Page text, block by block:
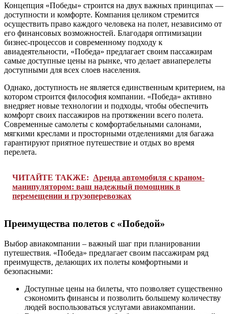
Концепция «Победы» строится на двух важных принципах —
доступности и комфорте. Компания целиком стремится
осуществить право каждого человека на полет, независимо от
его финансовых возможностей. Благодаря оптимизации
бизнес-процессов и современному подходу к
авиадеятельности, «Победа» предлагает своим пассажирам
самые доступные цены на рынке, что делает авиаперелеты
доступными для всех слоев населения.
Однако, доступность не является единственным критерием, на
котором строится философия компании. «Победа» активно
внедряет новые технологии и подходы, чтобы обеспечить
комфорт своих пассажиров на протяжении всего полета.
Современные самолеты с комфортабельными салонами,
мягкими креслами и просторными отделениями для багажа
гарантируют приятное путешествие и отдых во время
перелета.
ЧИТАЙТЕ ТАКЖЕ: Аренда автомобиля с краном-
манипулятором: ваш надежный помощник в
перемещении и грузоперевозках
Преимущества полетов с «Победой»
Выбор авиакомпании – важный шаг при планировании
путешествия. «Победа» предлагает своим пассажирам ряд
преимуществ, делающих их полеты комфортными и
безопасными:
Доступные цены на билеты, что позволяет существенно
сэкономить финансы и позволить большему количеству
людей воспользоваться услугами авиакомпании.